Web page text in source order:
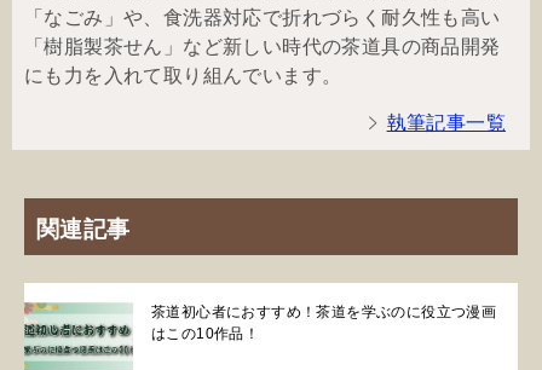
「なごみ」や、食洗器対応で折れづらく耐久性も高い
「樹脂製茶せん」など新しい時代の茶道具の商品開発
にも力を入れて取り組んでいます。
執筆記事一覧
関連記事
茶道初心者におすすめ！茶道を学ぶのに役立つ漫画
はこの10作品！